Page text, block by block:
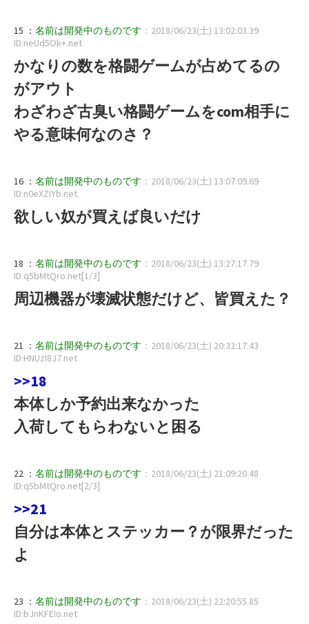
15 ： 名前は開発中のものです ：2018/06/23(土) 13:02:03.39
ID:neUd5Ok+.net
かなりの数を格闘ゲームが占めてるの
がアウト
わざわざ古臭い格闘ゲームをcom相手に
やる意味何なのさ？
16 ： 名前は開発中のものです ：2018/06/23(土) 13:07:09.69
ID:n0eXZIYb.net
欲しい奴が買えば良いだけ
18 ： 名前は開発中のものです ：2018/06/23(土) 13:27:17.79
ID:q5bMtQro.net[1/3]
周辺機器が壊滅状態だけど、皆買えた？
21 ： 名前は開発中のものです ：2018/06/23(土) 20:32:17.43
ID:HNUzI8J7.net
>>18
本体しか予約出来なかった
入荷してもらわないと困る
22 ： 名前は開発中のものです ：2018/06/23(土) 21:09:20.48
ID:q5bMtQro.net[2/3]
>>21
自分は本体とステッカー？が限界だった
よ
23 ： 名前は開発中のものです ：2018/06/23(土) 22:20:55.85
ID:bJnKFEIo.net